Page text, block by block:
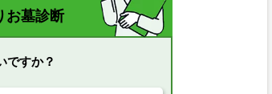
お墓診断
ですか？